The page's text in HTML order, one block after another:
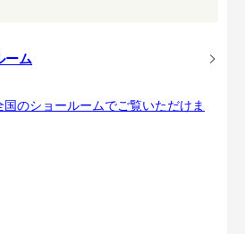
ーム
のショールームでご覧いただけま